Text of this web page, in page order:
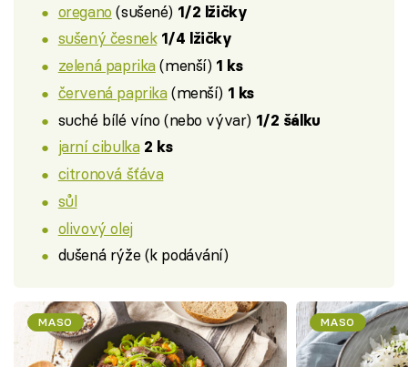
oregano (sušené) 1/2 lžičky
sušený česnek 1/4 lžičky
zelená paprika(menší) 1 ks
červená paprika(menší) 1 ks
suché bílé víno (nebo vývar) 1/2 šálku
jarní cibulka 2 ks
citronová šťáva
sůl
olivový olej
dušená rýže (k podávání)
MASO MASO